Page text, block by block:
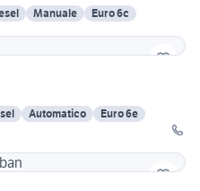
Manuale
Euro 6c
Automatico
Euro 6e